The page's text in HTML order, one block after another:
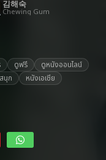
김해숙
Chewing Gum
ดูฟรี
ดูหนังออนไลน์
นุก
หนังเอเชีย